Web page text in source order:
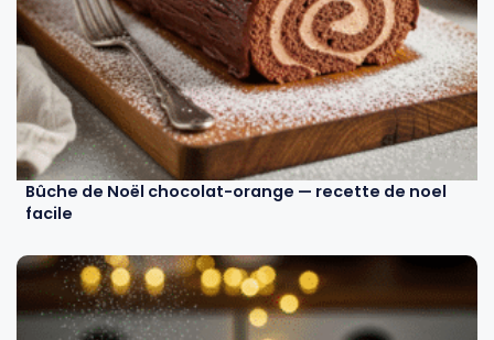
Bûche de Noël chocolat-orange — recette de noel
facile